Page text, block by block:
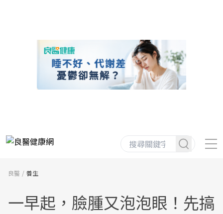
良醫 養生
一早起，臉腫又泡泡眼！先搞